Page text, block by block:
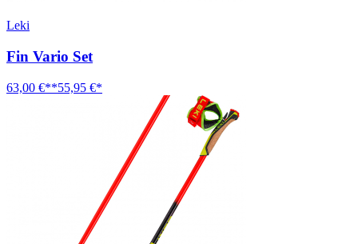
Leki
Fin Vario Set
63,00 €**55,95 €*